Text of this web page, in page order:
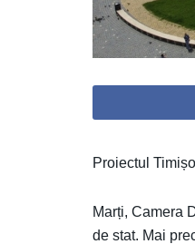
Proiectul
Marți, Camera
de stat. Mai